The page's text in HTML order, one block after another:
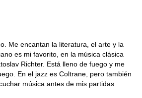
Me encantan la literatura, el arte y la
es mi favorito, en la música clásica
Richter. Está lleno de fuego y me
En el jazz es Coltrane, pero también
música antes de mis partidas